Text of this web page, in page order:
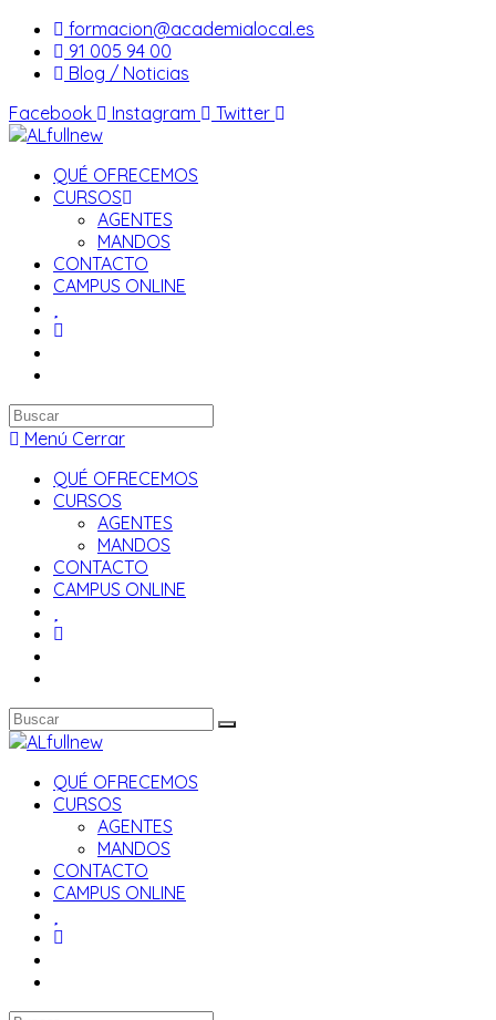
Saltar
contenido
formacion@academialocal.es
91 005 94 00
Blog / Noticias
Facebook
Instagram Twitter
QUÉ OFRECEMOS
CURSOS
AGENTES
MANDOS
CONTACTO
CAMPUS ONLINE
Buscar
en
web
Menú Cerrar
QUÉ OFRECEMOS
CURSOS
AGENTES
MANDOS
CONTACTO
CAMPUS ONLINE
QUÉ OFRECEMOS
CURSOS
AGENTES
MANDOS
CONTACTO
CAMPUS ONLINE